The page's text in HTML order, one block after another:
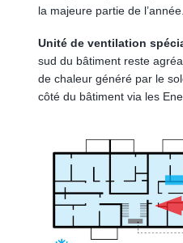
la majeure partie de l’année.
Unité de ventilation
sud du bâtiment reste
de chaleur généré par le
côté du bâtiment via les